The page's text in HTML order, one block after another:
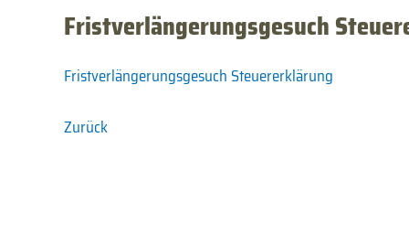
Fristverlängerungsgesuch
Fristverlängerungsgesuch Steuererklärung
Zurück